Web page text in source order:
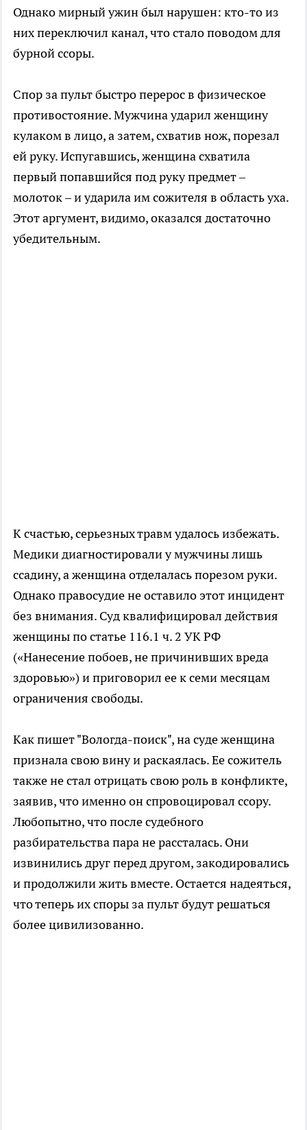
Однако мирный ужин был нарушен: кто-то из
них переключил канал, что стало поводом для
бурной ссоры.
Спор за пульт быстро перерос в физическое
противостояние. Мужчина ударил женщину
кулаком в лицо, а затем, схватив нож, порезал
ей руку. Испугавшись, женщина схватила
первый попавшийся под руку предмет –
молоток – и ударила им сожителя в область уха.
Этот аргумент, видимо, оказался достаточно
убедительным.
К счастью, серьезных травм удалось избежать.
Медики диагностировали у мужчины лишь
ссадину, а женщина отделалась порезом руки.
Однако правосудие не оставило этот инцидент
без внимания. Суд квалифицировал действия
женщины по статье 116.1 ч. 2 УК РФ
(«Нанесение побоев, не причинивших вреда
здоровью») и приговорил ее к семи месяцам
ограничения свободы.
Как пишет "Вологда-поиск", на суде женщина
признала свою вину и раскаялась. Ее сожитель
также не стал отрицать свою роль в конфликте,
заявив, что именно он спровоцировал ссору.
Любопытно, что после судебного
разбирательства пара не рассталась. Они
извинились друг перед другом, закодировались
и продолжили жить вместе. Остается надеяться,
что теперь их споры за пульт будут решаться
более цивилизованно.